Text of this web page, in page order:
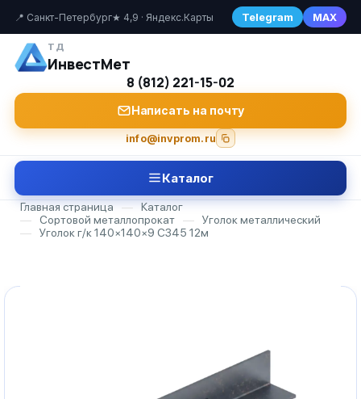
📍 Санкт-Петербург★ 4,9 · Яндекс.Карты Telegram MAX
ТД
ИнвестМет
8 (812) 221-15-02
Написать на почту
info@invprom.ru
Каталог
Главная страница —
Каталог
—
Сортовой металлопрокат —
Уголок металлический
—
Уголок г/к 140×140×9 С345 12м